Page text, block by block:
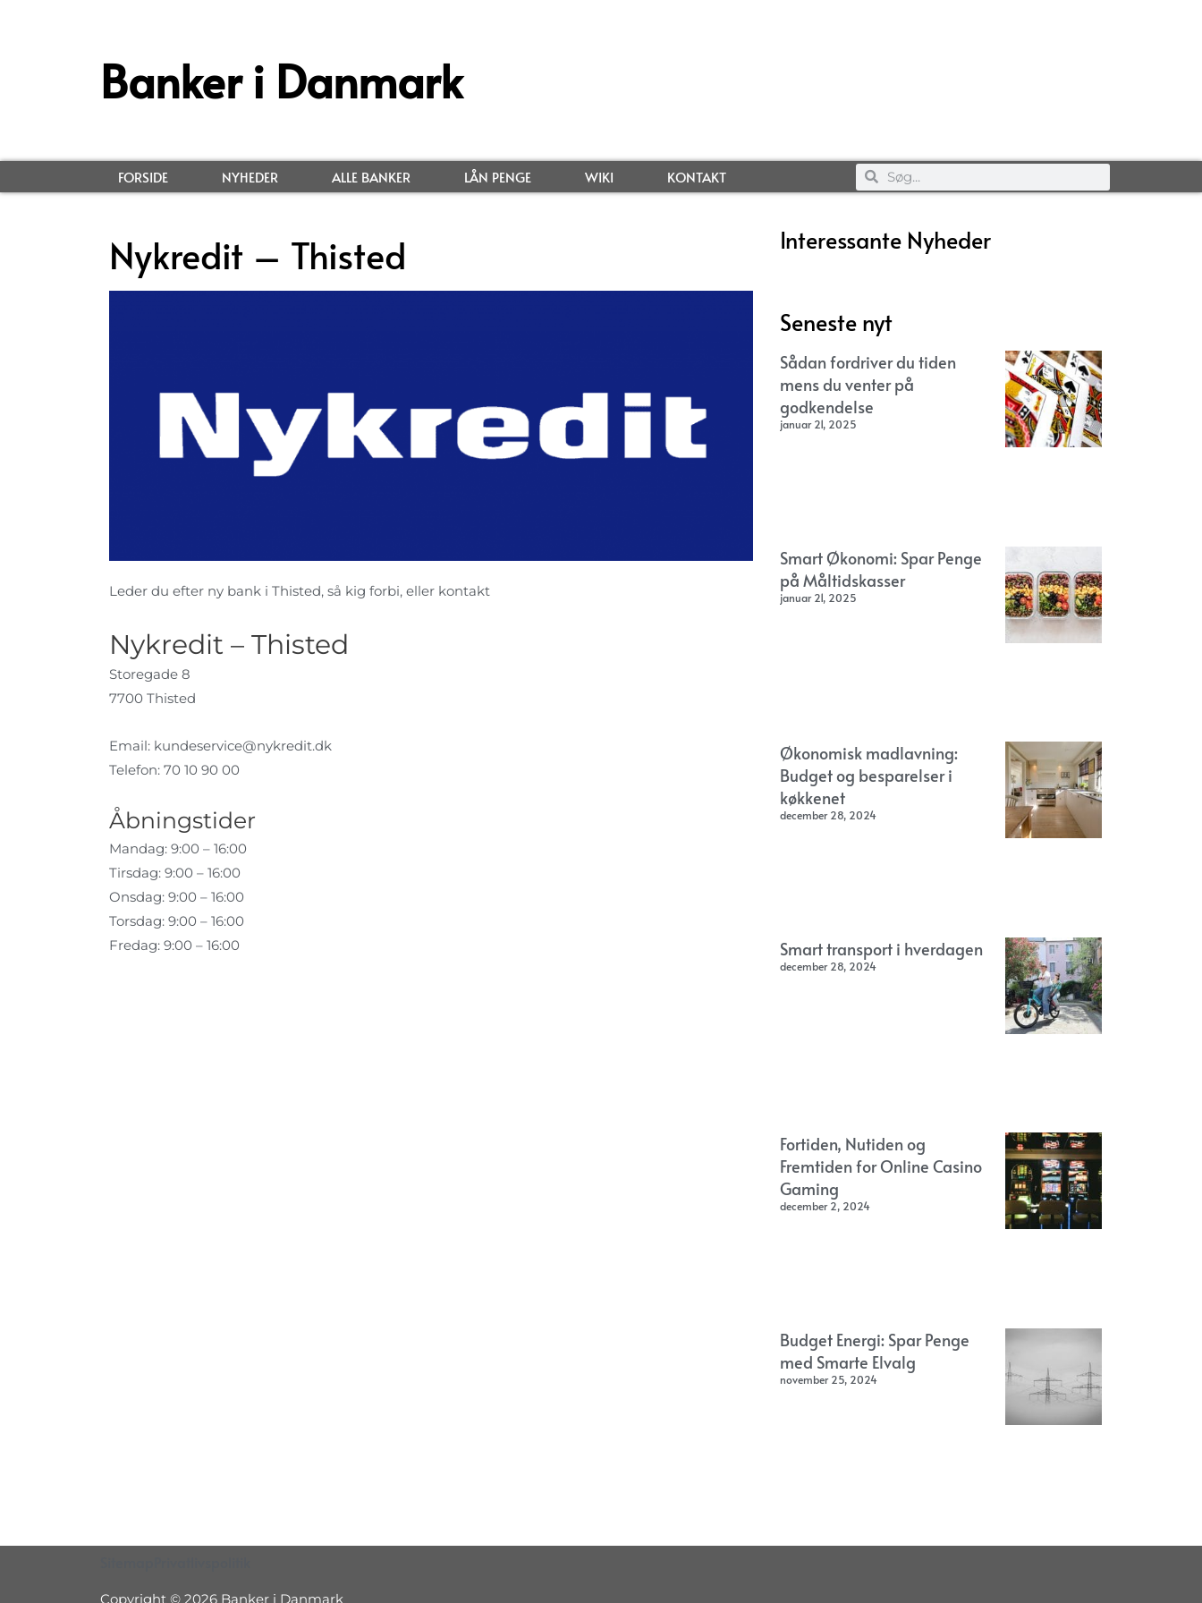
Banker i Danmark
FORSIDE NYHEDER ALLE BANKER LÅN PENGE WIKI KONTAKT
Nykredit – Thisted
Leder du efter ny bank i Thisted, så kig forbi, eller kontakt
Nykredit – Thisted
Storegade 8
7700 Thisted
Email: kundeservice@nykredit.dk
Telefon: 70 10 90 00
Åbningstider
Mandag: 9:00 – 16:00
Tirsdag: 9:00 – 16:00
Onsdag: 9:00 – 16:00
Torsdag: 9:00 – 16:00
Fredag: 9:00 – 16:00
Interessante Nyheder
Seneste nyt
Sådan fordriver du tiden
mens du venter på
godkendelse
januar 21, 2025
Smart Økonomi: Spar Penge
på Måltidskasser
januar 21, 2025
Økonomisk madlavning:
Budget og besparelser i
køkkenet
december 28, 2024
Smart transport i hverdagen
december 28, 2024
Fortiden, Nutiden og
Fremtiden for Online Casino
Gaming
december 2, 2024
Budget Energi: Spar Penge
med Smarte Elvalg
november 25, 2024
Copyright © 2026 Banker i Danmark